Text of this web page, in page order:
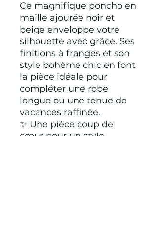
Ce magnifique poncho en
maille ajourée noir et
beige enveloppe votre
silhouette avec grâce. Ses
finitions à franges et son
style bohème chic en font
la pièce idéale pour
compléter une robe
longue ou une tenue de
vacances raffinée.
✨ Une pièce coup de
cœur pour un style